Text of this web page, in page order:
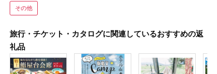
その他
旅行・チケット・カタログに関連しているおすすめの返
礼品